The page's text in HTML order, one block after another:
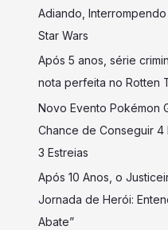
Adiando,
Star Wars
Após 5 anos, série
nota perfeita no Rotten
Novo Evento Pokémon
Chance de Conseguir 4
3 Estreias
Após 10 Anos, o
Jornada de Herói:
Abate”